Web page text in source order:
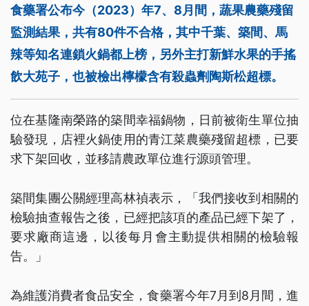
食藥署公布今（2023）年7、8月間，蔬果農藥殘留
監測結果，共有80件不合格，其中千葉、築間、馬
辣等知名連鎖火鍋都上榜，另外主打新鮮水果的手搖
飲大苑子，也被檢出檸檬含有殺蟲劑陶斯松超標。
位在基隆南榮路的築間幸福鍋物，日前被衛生單位抽
驗發現，店裡火鍋使用的青江菜農藥殘留超標，已要
求下架回收，並移請農政單位進行源頭管理。
築間集團公關經理高林禎表示，「我們接收到相關的
檢驗抽查報告之後，已經把該項的產品已經下架了，
要求廠商這邊，以後每月會主動提供相關的檢驗報
告。」
為維護消費者食品安全，食藥署今年7月到8月間，進